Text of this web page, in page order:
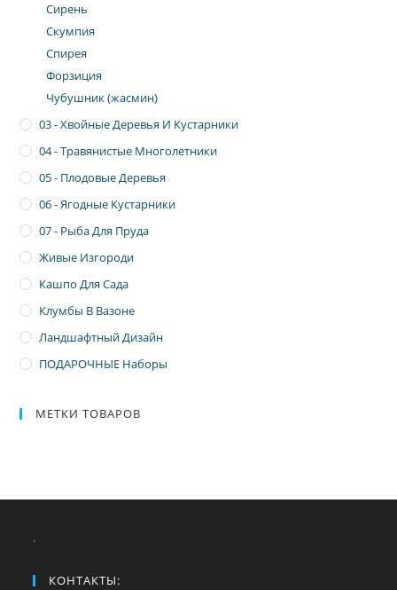
Сирень
Скумпия
Спирея
Форзиция
Чубушник (жасмин)
03 - Хвойные Деревья И Кустарники
04 - Травянистые Многолетники
05 - Плодовые Деревья
06 - Ягодные Кустарники
07 - Рыба Для Пруда
Живые Изгороди
Кашпо Для Сада
Клумбы В Вазоне
Ландшафтный Дизайн
ПОДАРОЧНЫЕ Наборы
МЕТКИ ТОВАРОВ
.
КОНТАКТЫ: